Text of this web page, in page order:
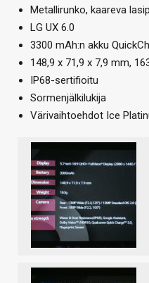
Metallirunko, kaareva
LG UX 6.0
3300 mAh:n akku
148,9 x 71,9 x 7,9 mm,
IP68-sertifioitu
Sormenjälkilukija
Värivaihtoehdot Ice